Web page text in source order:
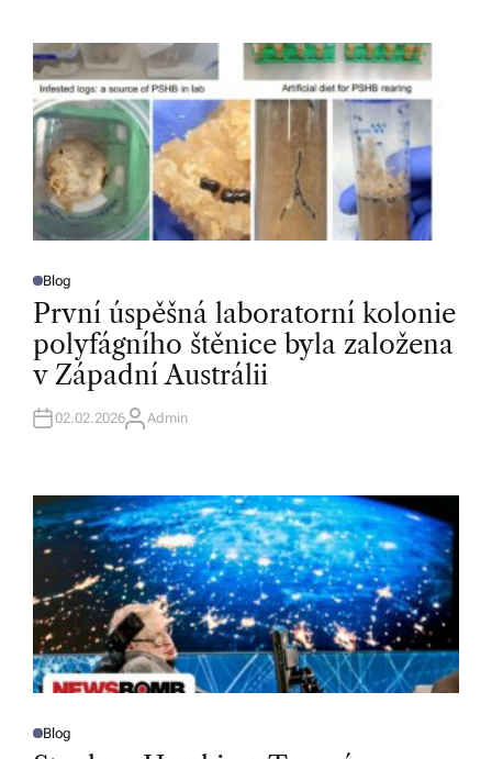
R
P
O
T
E
D
I
N
Blog
První úspěšná laboratorní kolonie
polyfágního štěnice byla založena
v Západní Austrálii
02.02.2026A
R
Admin
P
O
Blog